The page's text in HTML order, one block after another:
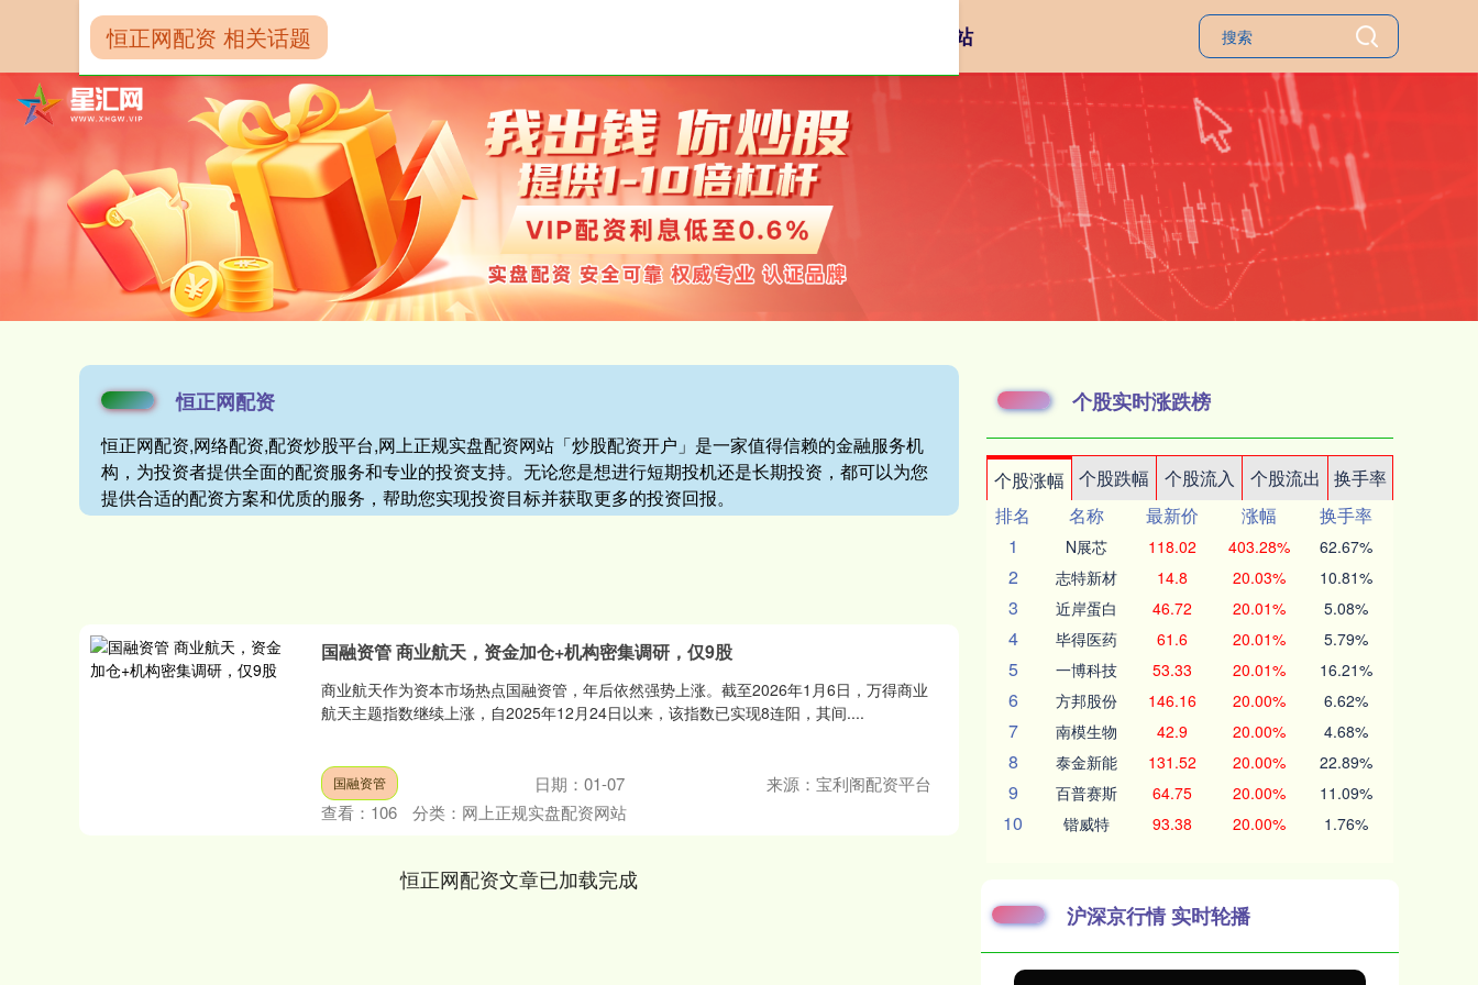
网上正规实盘配资网站
恒正网配资
恒正网配资,网络配资,配资炒股平台,网上正规实盘配资网站「炒股配资开户」是一家值得信赖的金融服务机
构，为投资者提供全面的配资服务和专业的投资支持。无论您是想进行短期投机还是长期投资，都可以为您
提供合适的配资方案和优质的服务，帮助您实现投资目标并获取更多的投资回报。
恒正网配资 相关话题
国融资管 商业航天，资金加仓+机构密集调研，仅9股
商业航天作为资本市场热点国融资管，年后依然强势上涨。截至2026年1月6日，万得商业
航天主题指数继续上涨，自2025年12月24日以来，该指数已实现8连阳，其间....
国融资管 日期：01-07
来源：宝利阁配资平台
查看： 106 分类： 网上正规实盘配资网站
恒正网配资文章已加载完成
个股实时涨跌榜
个股涨幅 个股跌幅 个股流入 个股流出
换手率
排名
名称 最新价 涨幅
换手率
1
N展芯 118.02 403.28% 62.67%
2 志特新材 14.8 20.03% 10.81%
3 近岸蛋白 46.72 20.01% 5.08%
4 毕得医药 61.6 20.01% 5.79%
5 一博科技 53.33 20.01% 16.21%
6 方邦股份 146.16 20.00% 6.62%
7 南模生物 42.9 20.00% 4.68%
8 泰金新能 131.52 20.00% 22.89%
9 百普赛斯 64.75 20.00% 11.09%
10 锴威特 93.38 20.00% 1.76%
沪深京行情 实时轮播